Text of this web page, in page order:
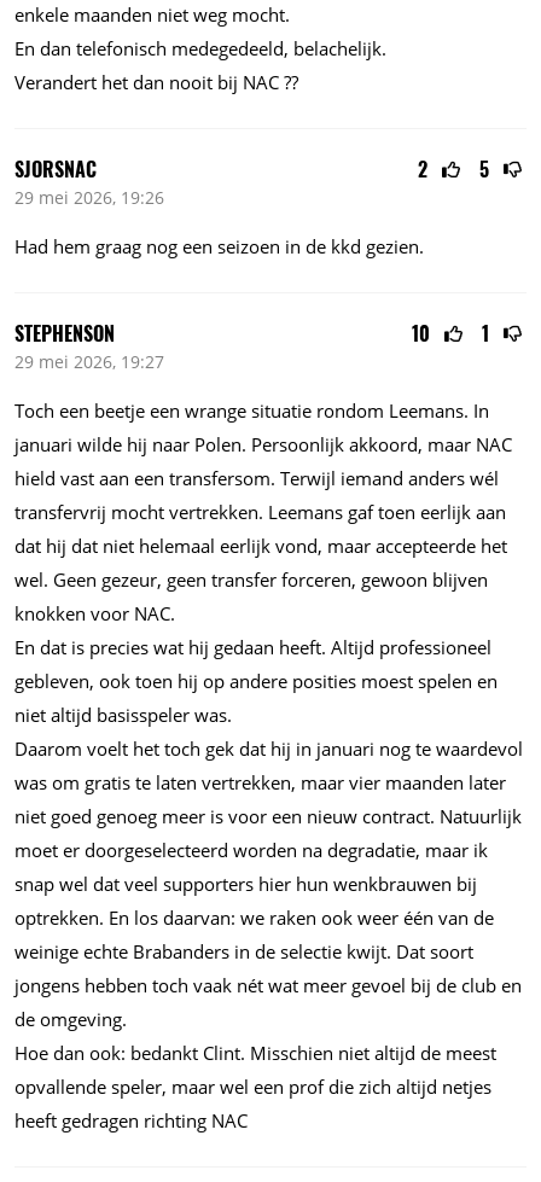
enkele maanden niet weg mocht.
En dan telefonisch medegedeeld, belachelijk.
Verandert het dan nooit bij NAC ??
2 5
SJORSNAC
29 mei 2026, 19:26
Had hem graag nog een seizoen in de kkd gezien.
10 1
STEPHENSON
29 mei 2026, 19:27
Toch een beetje een wrange situatie rondom Leemans. In
januari wilde hij naar Polen. Persoonlijk akkoord, maar NAC
hield vast aan een transfersom. Terwijl iemand anders wél
transfervrij mocht vertrekken. Leemans gaf toen eerlijk aan
dat hij dat niet helemaal eerlijk vond, maar accepteerde het
wel. Geen gezeur, geen transfer forceren, gewoon blijven
knokken voor NAC.
En dat is precies wat hij gedaan heeft. Altijd professioneel
gebleven, ook toen hij op andere posities moest spelen en
niet altijd basisspeler was.
Daarom voelt het toch gek dat hij in januari nog te waardevol
was om gratis te laten vertrekken, maar vier maanden later
niet goed genoeg meer is voor een nieuw contract. Natuurlijk
moet er doorgeselecteerd worden na degradatie, maar ik
snap wel dat veel supporters hier hun wenkbrauwen bij
optrekken. En los daarvan: we raken ook weer één van de
weinige echte Brabanders in de selectie kwijt. Dat soort
jongens hebben toch vaak nét wat meer gevoel bij de club en
de omgeving.
Hoe dan ook: bedankt Clint. Misschien niet altijd de meest
opvallende speler, maar wel een prof die zich altijd netjes
heeft gedragen richting NAC